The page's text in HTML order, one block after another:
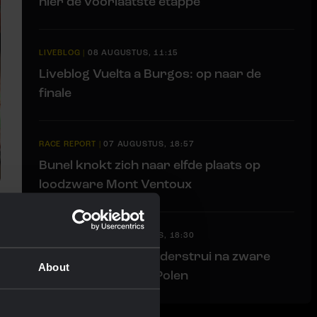
About
LIVEBLOG | 08 AUGUSTUS, 11:15
Liveblog Vuelta a Burgos: op naar de
finale
RACE REPORT |07 AUGUSTUS, 18:57
Bunel knokt zich naar elfde plaats op
loodzware Mont Ventoux
07 AUGUSTUS, 18:30
Lemmen behoudt leiderstrui na zware
finale in Ronde van Polen